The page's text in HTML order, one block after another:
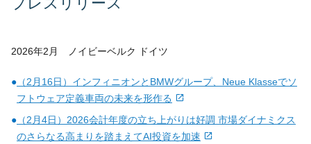
2026年2月 ノイビーベルク ドイツ
● （2月16日）インフィニオンとBMWグループ、Neue Klasseでソ
フトウェア定義車両の未来を形作る
● （2月4日）2026会計年度の立ち上がりは好調 市場ダイナミクス
のさらなる高まりを踏まえてAI投資を加速